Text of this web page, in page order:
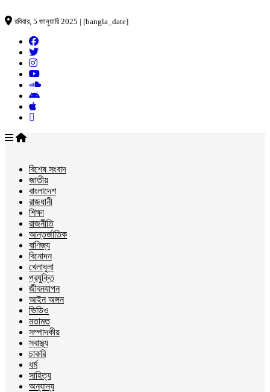
রবিবার, 5 জানুয়ারি 2025 | [bangla_date]
বিশেষ সংবাদ
জাতীয়
বাংলাদেশ
রাজধানী
শিক্ষা
রাজনীতি
আন্তর্জাতিক
বাণিজ্য
বিনোদন
খেলাধুলা
প্রযুক্তি
জীবনযাপন
আইন অঙ্গন
ভিডিও
মতামত
সম্পাদকীয়
স্বাস্থ্য
চাকরি
ধর্ম
সাহিত্য
অন্যান্য